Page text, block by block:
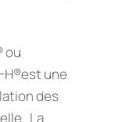
ou
H®est une
des
La